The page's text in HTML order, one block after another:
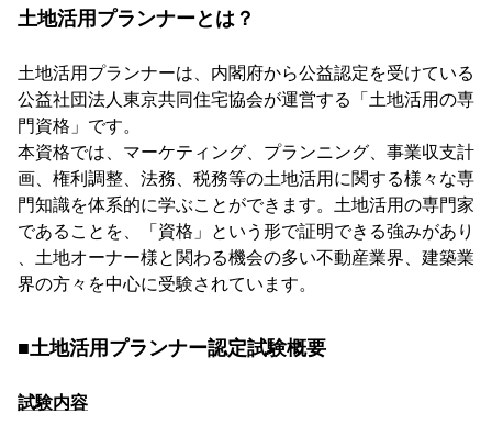
土地活用プランナーとは？
土地活用プランナーは、内閣府から公益認定を受けている
公益社団法人東京共同住宅協会が運営する「土地活用の専
門資格」です。
本資格では、マーケティング、プランニング、事業収支計
画、権利調整、法務、税務等の土地活用に関する様々な専
門知識を体系的に学ぶことができます。土地活用の専門家
であることを、「資格」という形で証明できる強みがあり
、土地オーナー様と関わる機会の多い不動産業界、建築業
界の方々を中心に受験されています。
■土地活用プランナー認定試験概要
試験内容